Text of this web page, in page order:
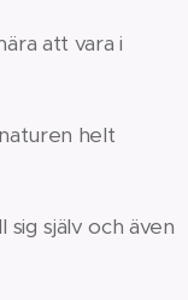
att vara i
helt
själv och även